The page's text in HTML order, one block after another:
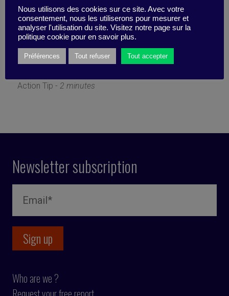
Sci-Fi, robots, the world,
and me
Action Tip - 2 minutes
Newsletter subscription
Who are we ?
Nous utilisons des cookies sur ce site. Avec votre
consentement, nous les utiliserons pour mesurer et
analyser l'utilisation du site. Visitez notre page sur la
politique cookie pour en savoir plus.
Préférences Tout refuser Tout accepter